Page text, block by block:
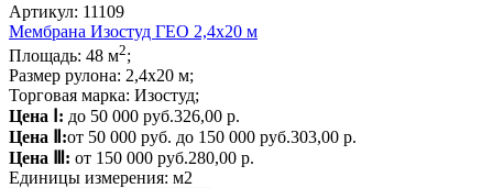
Артикул: 11109
Мембрана Изостуд ГЕО 2,4х20 м
Площадь: 48 м2;
Размер рулона: 2,4х20 м;
Торговая марка: Изостуд;
Цена Ⅰ: до 50 000 руб.326,00 р.
Цена Ⅱ:от 50 000 руб. до 150 000 руб.303,00 р.
Цена Ⅲ: от 150 000 руб.280,00 р.
Единицы измерения: м2